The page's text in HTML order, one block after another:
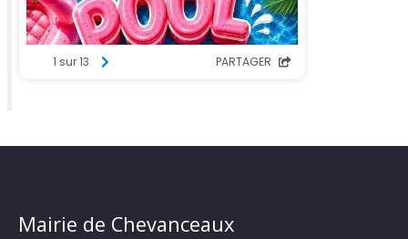
Mairie de Chevanceaux